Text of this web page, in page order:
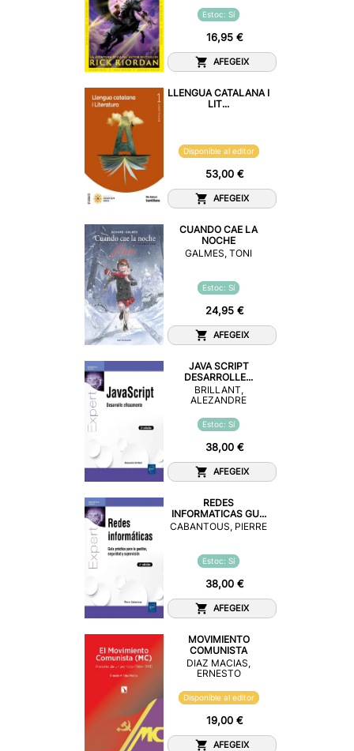
Estoc: Sí
16,95 €
AFEGEIX
LLENGUA CATALANA I
LIT...
Disponible al editor
53,00 €
AFEGEIX
CUANDO CAE LA
NOCHE
GALMES, TONI
Estoc: Sí
24,95 €
AFEGEIX
JAVA SCRIPT
DESARROLLE...
BRILLANT,
ALEZANDRE
Estoc: Sí
38,00 €
AFEGEIX
REDES
INFORMATICAS GU...
CABANTOUS, PIERRE
Estoc: Sí
38,00 €
AFEGEIX
MOVIMIENTO
COMUNISTA
DIAZ MACIAS,
ERNESTO
Disponible al editor
19,00 €
AFEGEIX